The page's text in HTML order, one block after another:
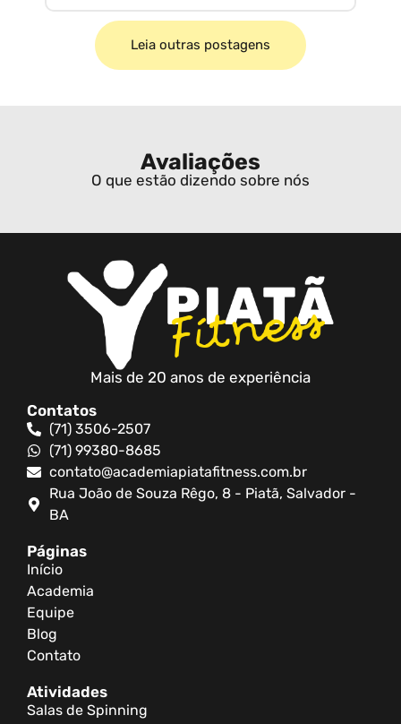
Leia outras postagens
Avaliações
O que estão dizendo sobre nós
Mais de 20 anos de experiência
Contatos
(71) 3506-2507
(71) 99380-8685
contato@academiapiatafitness.com.br
Rua João de Souza Rêgo, 8 - Piatã, Salvador -
BA
Páginas
Início
Academia
Equipe
Blog
Contato
Atividades
Salas de Spinning